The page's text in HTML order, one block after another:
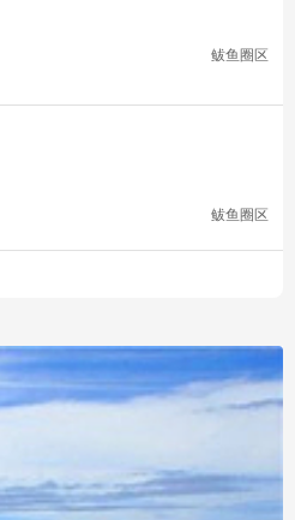
鲅鱼圈区
鲅鱼圈区